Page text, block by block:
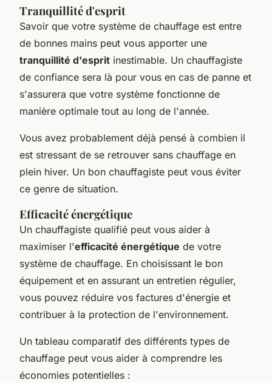
Tranquillité d'esprit
Savoir que votre système de chauffage est entre
de bonnes mains peut vous apporter une
tranquillité d'esprit inestimable. Un chauffagiste
de confiance sera là pour vous en cas de panne et
s'assurera que votre système fonctionne de
manière optimale tout au long de l'année.
Vous avez probablement déjà pensé à combien il
est stressant de se retrouver sans chauffage en
plein hiver. Un bon chauffagiste peut vous éviter
ce genre de situation.
Efficacité énergétique
Un chauffagiste qualifié peut vous aider à
maximiser l'efficacité énergétique de votre
système de chauffage. En choisissant le bon
équipement et en assurant un entretien régulier,
vous pouvez réduire vos factures d'énergie et
contribuer à la protection de l'environnement.
Un tableau comparatif des différents types de
chauffage peut vous aider à comprendre les
économies potentielles :